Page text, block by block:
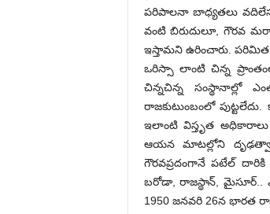
పరిపాలనా బాధ్యతలు
వంటి బిరుదులూ, గౌరవ
ఇస్తామని ­ఉరించారు. పరిమిత
ఒరిస్సా లాంటి చిన్న
చిన్నచిన్న సంస్థానాల్లో
రాజకుటుంబంలో
ఇలాంటి విస్తృత అధికారాలు
ఆయన మాటల్లోని
గౌరవప్రదంగానే పటేల్‌
బరోడా, రాజస్థాన్‌, మైసూర్‌..
1950 జనవరి 26న భారత